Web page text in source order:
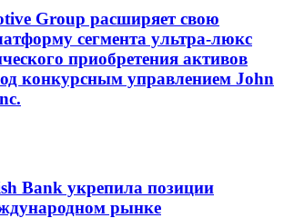
Group расширяет свою
сегмента ультра-люкс
приобретения активов
конкурсным управлением John
Bank укрепила позиции
рынке